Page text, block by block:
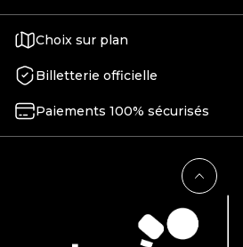
Choix sur plan
Billetterie officielle
Paiements 100% sécurisés